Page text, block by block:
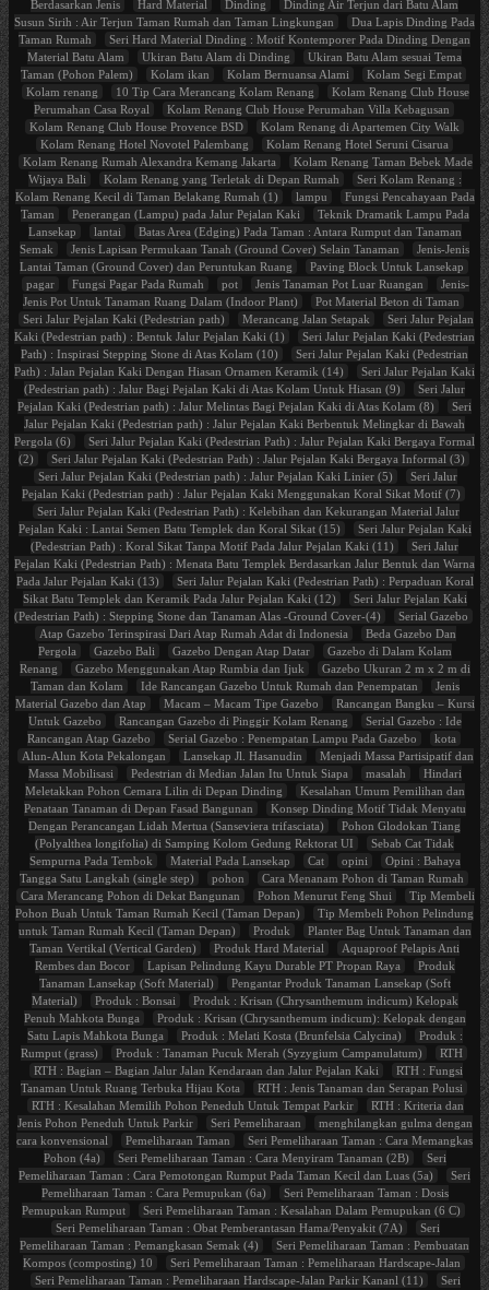
Berdasarkan Jenis Hard Material Dinding
Dinding Air Terjun dari Batu Alam
Susun Sirih : Air Terjun Taman Rumah dan Taman Lingkungan
Dua Lapis Dinding Pada
Taman Rumah
Seri Hard Material Dinding : Motif Kontemporer Pada Dinding Dengan
Material Batu Alam
Ukiran Batu Alam di Dinding
Ukiran Batu Alam sesuai Tema
Taman (Pohon Palem)
Kolam ikan Kolam Bernuansa Alami
Kolam Segi Empat
Kolam renang
10 Tip Cara Merancang Kolam Renang
Kolam Renang Club House
Perumahan Casa Royal
Kolam Renang Club House Perumahan Villa Kebagusan
Kolam Renang Club House Provence BSD
Kolam Renang di Apartemen City Walk
Kolam Renang Hotel Novotel Palembang
Kolam Renang Hotel Seruni Cisarua
Kolam Renang Rumah Alexandra Kemang Jakarta
Kolam Renang Taman Bebek Made
Wijaya Bali
Kolam Renang yang Terletak di Depan Rumah
Seri Kolam Renang :
Kolam Renang Kecil di Taman Belakang Rumah (1)
lampu
Fungsi Pencahayaan Pada
Taman
Penerangan (Lampu) pada Jalur Pejalan Kaki
Teknik Dramatik Lampu Pada
Lansekap
lantai
Batas Area (Edging) Pada Taman : Antara Rumput dan Tanaman
Semak
Jenis Lapisan Permukaan Tanah (Ground Cover) Selain Tanaman
Jenis-Jenis
Lantai Taman (Ground Cover) dan Peruntukan Ruang
Paving Block Untuk Lansekap
pagar
Fungsi Pagar Pada Rumah pot Jenis Tanaman Pot Luar Ruangan
Jenis-
Jenis Pot Untuk Tanaman Ruang Dalam (Indoor Plant)
Pot Material Beton di Taman
Seri Jalur Pejalan Kaki (Pedestrian path)
Merancang Jalan Setapak
Seri Jalur Pejalan
Kaki (Pedestrian path) : Bentuk Jalur Pejalan Kaki (1)
Seri Jalur Pejalan Kaki (Pedestrian
Path) : Inspirasi Stepping Stone di Atas Kolam (10)
Seri Jalur Pejalan Kaki (Pedestrian
Path) : Jalan Pejalan Kaki Dengan Hiasan Ornamen Keramik (14)
Seri Jalur Pejalan Kaki
(Pedestrian path) : Jalur Bagi Pejalan Kaki di Atas Kolam Untuk Hiasan (9)
Seri Jalur
Pejalan Kaki (Pedestrian path) : Jalur Melintas Bagi Pejalan Kaki di Atas Kolam (8)
Seri
Jalur Pejalan Kaki (Pedestrian path) : Jalur Pejalan Kaki Berbentuk Melingkar di Bawah
Pergola (6)
Seri Jalur Pejalan Kaki (Pedestrian Path) : Jalur Pejalan Kaki Bergaya Formal
(2)
Seri Jalur Pejalan Kaki (Pedestrian Path) : Jalur Pejalan Kaki Bergaya Informal (3)
Seri Jalur Pejalan Kaki (Pedestrian path) : Jalur Pejalan Kaki Linier (5)
Seri Jalur
Pejalan Kaki (Pedestrian path) : Jalur Pejalan Kaki Menggunakan Koral Sikat Motif (7)
Seri Jalur Pejalan Kaki (Pedestrian Path) : Kelebihan dan Kekurangan Material Jalur
Pejalan Kaki : Lantai Semen Batu Templek dan Koral Sikat (15)
Seri Jalur Pejalan Kaki
(Pedestrian Path) : Koral Sikat Tanpa Motif Pada Jalur Pejalan Kaki (11)
Seri Jalur
Pejalan Kaki (Pedestrian Path) : Menata Batu Templek Berdasarkan Jalur Bentuk dan Warna
Pada Jalur Pejalan Kaki (13)
Seri Jalur Pejalan Kaki (Pedestrian Path) : Perpaduan Koral
Sikat Batu Templek dan Keramik Pada Jalur Pejalan Kaki (12)
Seri Jalur Pejalan Kaki
(Pedestrian Path) : Stepping Stone dan Tanaman Alas -Ground Cover-(4)
Serial Gazebo
Atap Gazebo Terinspirasi Dari Atap Rumah Adat di Indonesia
Beda Gazebo Dan
Pergola
Gazebo Bali Gazebo Dengan Atap Datar
Gazebo di Dalam Kolam
Renang
Gazebo Menggunakan Atap Rumbia dan Ijuk
Gazebo Ukuran 2 m x 2 m di
Taman dan Kolam
Ide Rancangan Gazebo Untuk Rumah dan Penempatan
Jenis
Material Gazebo dan Atap
Macam – Macam Tipe Gazebo
Rancangan Bangku – Kursi
Untuk Gazebo
Rancangan Gazebo di Pinggir Kolam Renang
Serial Gazebo : Ide
Rancangan Atap Gazebo
Serial Gazebo : Penempatan Lampu Pada Gazebo
kota
Alun-Alun Kota Pekalongan
Lansekap Jl. Hasanudin
Menjadi Massa Partisipatif dan
Massa Mobilisasi
Pedestrian di Median Jalan Itu Untuk Siapa masalah
Hindari
Meletakkan Pohon Cemara Lilin di Depan Dinding
Kesalahan Umum Pemilihan dan
Penataan Tanaman di Depan Fasad Bangunan
Konsep Dinding Motif Tidak Menyatu
Dengan Perancangan Lidah Mertua (Sanseviera trifasciata)
Pohon Glodokan Tiang
(Polyalthea longifolia) di Samping Kolom Gedung Rektorat UI
Sebab Cat Tidak
Sempurna Pada Tembok
Material Pada Lansekap Cat opini
Opini : Bahaya
Tangga Satu Langkah (single step)
pohon
Cara Menanam Pohon di Taman Rumah
Cara Merancang Pohon di Dekat Bangunan
Pohon Menurut Feng Shui
Tip Membeli
Pohon Buah Untuk Taman Rumah Kecil (Taman Depan)
Tip Membeli Pohon Pelindung
untuk Taman Rumah Kecil (Taman Depan)
Produk
Planter Bag Untuk Tanaman dan
Taman Vertikal (Vertical Garden)
Produk Hard Material
Aquaproof Pelapis Anti
Rembes dan Bocor
Lapisan Pelindung Kayu Durable PT Propan Raya
Produk
Tanaman Lansekap (Soft Material)
Pengantar Produk Tanaman Lansekap (Soft
Material)
Produk : Bonsai
Produk : Krisan (Chrysanthemum indicum) Kelopak
Penuh Mahkota Bunga
Produk : Krisan (Chrysanthemum indicum): Kelopak dengan
Satu Lapis Mahkota Bunga
Produk : Melati Kosta (Brunfelsia Calycina)
Produk :
Rumput (grass)
Produk : Tanaman Pucuk Merah (Syzygium Campanulatum)
RTH
RTH : Bagian – Bagian Jalur Jalan Kendaraan dan Jalur Pejalan Kaki
RTH : Fungsi
Tanaman Untuk Ruang Terbuka Hijau Kota
RTH : Jenis Tanaman dan Serapan Polusi
RTH : Kesalahan Memilih Pohon Peneduh Untuk Tempat Parkir
RTH : Kriteria dan
Jenis Pohon Peneduh Untuk Parkir
Seri Pemeliharaan
menghilangkan gulma dengan
cara konvensional
Pemeliharaan Taman
Seri Pemeliharaan Taman : Cara Memangkas
Pohon (4a)
Seri Pemeliharaan Taman : Cara Menyiram Tanaman (2B)
Seri
Pemeliharaan Taman : Cara Pemotongan Rumput Pada Taman Kecil dan Luas (5a)
Seri
Pemeliharaan Taman : Cara Pemupukan (6a)
Seri Pemeliharaan Taman : Dosis
Pemupukan Rumput
Seri Pemeliharaan Taman : Kesalahan Dalam Pemupukan (6 C)
Seri Pemeliharaan Taman : Obat Pemberantasan Hama/Penyakit (7A)
Seri
Pemeliharaan Taman : Pemangkasan Semak (4)
Seri Pemeliharaan Taman : Pembuatan
Kompos (composting) 10
Seri Pemeliharaan Taman : Pemeliharaan Hardscape-Jalan
Seri Pemeliharaan Taman : Pemeliharaan Hardscape-Jalan Parkir Kananl (11)
Seri